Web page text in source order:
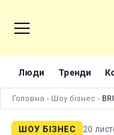
Люди Тренди
Головна › Шоу бізнес ›
ШОУ БІЗНЕС 20